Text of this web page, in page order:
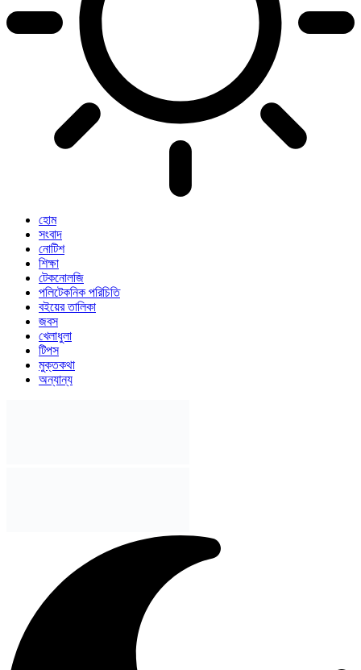
হোম
সংবাদ
নোটিশ
শিক্ষা
টেকনোলজি
পলিটেকনিক পরিচিতি
বইয়ের তালিকা
জবস
খেলাধুলা
টিপস
মুক্তকথা
অন্যান্য